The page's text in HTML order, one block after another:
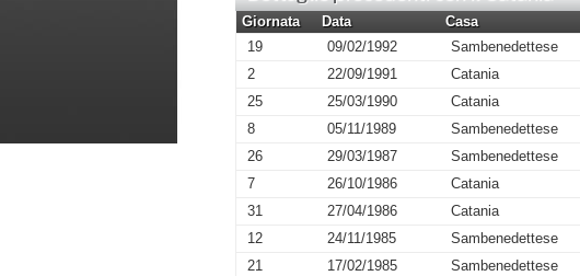
Giornata Data Casa
19
09/02/1992 Sambenedettese
2
22/09/1991 Catania
25
25/03/1990 Catania
8
05/11/1989 Sambenedettese
26
29/03/1987 Sambenedettese
7
26/10/1986 Catania
31
27/04/1986 Catania
12
24/11/1985 Sambenedettese
21
17/02/1985 Sambenedettese